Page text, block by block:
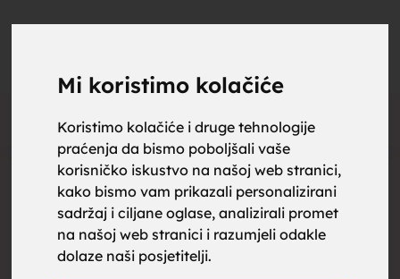
Mi koristimo kolačiće
Koristimo kolačiće i druge tehnologije
praćenja da bismo poboljšali vaše
korisničko iskustvo na našoj web stranici,
kako bismo vam prikazali personalizirani
sadržaj i ciljane oglase, analizirali promet
na našoj web stranici i razumjeli odakle
dolaze naši posjetitelji.
Oglas
upoznaj
za brak,